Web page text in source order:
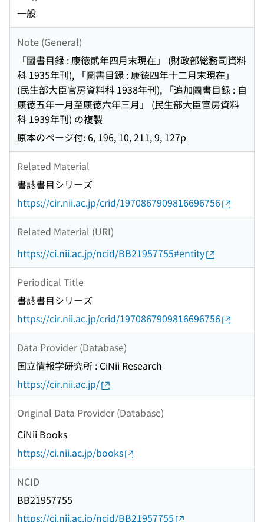
一般
Note (General)
「圖書目録 : 康徳貮年四月末現在」 (財政部総務司資料
科 1935年刊), 「圖書目録 : 康徳四年十二月末現在」
(民生部大臣官房資料科 1938年刊), 「追加圖書目録 : 自
康徳五年一月至康徳六年三月」 (民生部大臣官房資料
科 1939年刊) の複製
原本のページ付: 6, 196, 10, 211, 9, 127p
Related Material
書誌書目シリーズ
https://cir.nii.ac.jp/crid/1970867909816696756
Related Material (URI)
https://ci.nii.ac.jp/ncid/BB21957755#entity
Periodical Title
書誌書目シリーズ
https://cir.nii.ac.jp/crid/1970867909816696756
Data Provider (Database)
国立情報学研究所 : CiNii Research
https://cir.nii.ac.jp/
Original Data Provider (Database)
CiNii Books
https://ci.nii.ac.jp/books
NCID
BB21957755
https://ci.nii.ac.jp/ncid/BB21957755